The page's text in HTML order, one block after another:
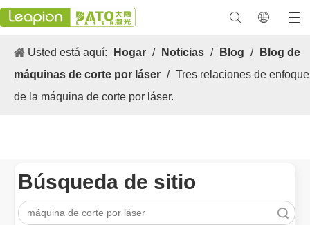
Usted está aquí: Hogar / Noticias / Blog /
Blog de
máquinas de corte por láser / Tres relaciones de enfoque
de la máquina de corte por láser.
Búsqueda de sitio